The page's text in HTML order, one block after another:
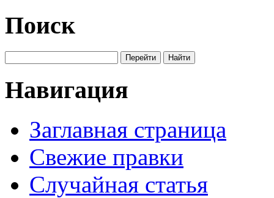
Поиск
Навигация
Заглавная страница
Свежие правки
Случайная статья